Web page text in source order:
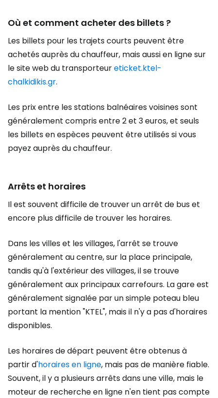
Où et comment acheter des billets ?
Les billets pour les trajets courts peuvent être
achetés auprès du chauffeur, mais aussi en ligne sur
le site web du transporteureticket.ktel-
chalkidikis.gr.
Les prix entre les stations balnéaires voisines sont
généralement compris entre 2 et 3 euros, et seuls
les billets en espèces peuvent être utilisés si vous
payez auprès du chauffeur.
Arrêts et horaires
Il est souvent difficile de trouver un arrêt de bus et
encore plus difficile de trouver les horaires.
Dans les villes et les villages, l'arrêt se trouve
généralement au centre, sur la place principale,
tandis qu'à l'extérieur des villages, il se trouve
généralement aux principaux carrefours. La gare est
généralement signalée par un simple poteau bleu
portant la mention "KTEL", mais il n'y a pas d'horaires
disponibles.
Les horaires de départ peuvent être obtenus à
partir d'horaires en ligne, mais pas de manière fiable.
Souvent, il y a plusieurs arrêts dans une ville, mais le
moteur de recherche en ligne n'en tient pas compte